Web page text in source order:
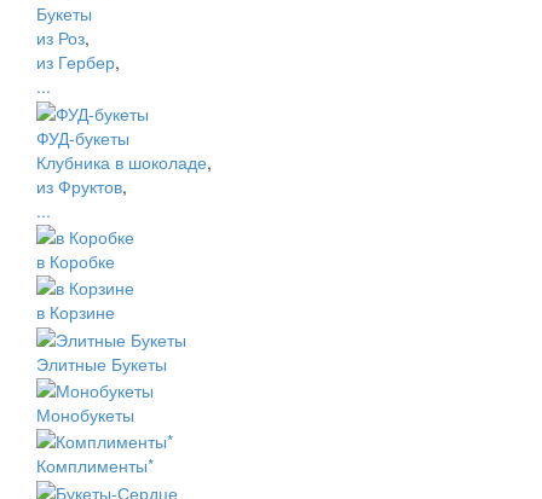
Букеты
из Роз,
из Гербер,
...
ФУД-букеты
Клубника в шоколаде,
из Фруктов,
...
в Коробке
в Корзине
Элитные Букеты
Монобукеты
Комплименты*